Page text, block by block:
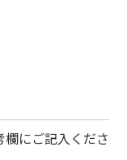
にご記入くださ